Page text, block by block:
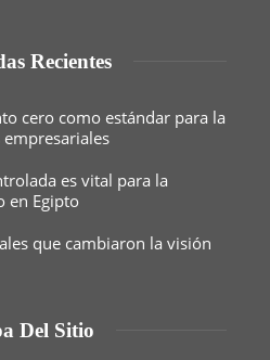
Recientes
cero como estándar para la
es vital para la
en Egipto
que cambiaron la visión
Del Sitio